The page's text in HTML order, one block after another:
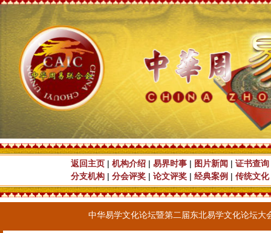
返回主页 | 机构介绍 | 易界时事 | 图片新闻 | 证书查询
分支机构 | 分会评奖 | 论文评奖 | 经典案例 | 传统文化
中华易学文化论坛暨第二届东北易学文化论坛大